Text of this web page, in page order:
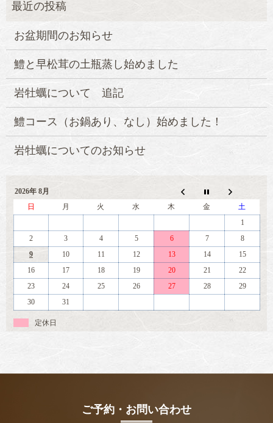
お盆期間のお知らせ
鱧と早松茸の土瓶蒸し始めました
岩牡蠣について 追記
鱧コース（お鍋あり、なし）始めました！
岩牡蠣についてのお知らせ
2026年 8月
日
月 火 水 木 金
土
1
2
3 4 5 6 7
8
9
10 11 12 13 14
15
16
17 18 19 20 21
22
23
24 25 26 27 28
29
30
31
定休日
ご予約・お問い合わせ